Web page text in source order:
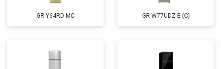
GR-Y64RD MC GR-W77UDZ-E (C)